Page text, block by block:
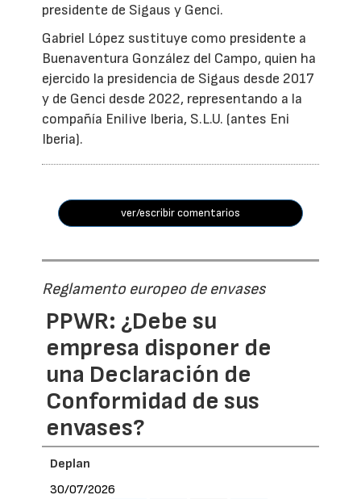
presidente de Sigaus y Genci.
Gabriel López sustituye como presidente a
Buenaventura González del Campo, quien ha
ejercido la presidencia de Sigaus desde 2017
y de Genci desde 2022, representando a la
compañía Enilive Iberia, S.L.U. (antes Eni
Iberia).
ver/escribir comentarios
Reglamento europeo de envases
PPWR: ¿Debe su
empresa disponer de
una Declaración de
Conformidad de sus
envases?
Deplan
30/07/2026